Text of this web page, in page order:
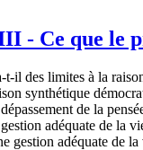
- Ce que le
t-il des limites à la
synthétique
de la
adéquate de la
gestion adéquate de